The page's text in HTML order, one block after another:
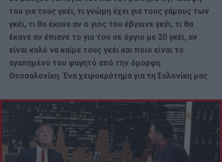
του για τους γκέι, τι γνώμη έχει για τους γάμους των
γκέι, τι θα έκανε αν ο γιος του έβγαινε γκέι, τι θα
έκανε αν έπιανε το γιο του σε όργιο με 20 γκέι, αν
είναι καλό να καίμε τους γκέι και ποιο είναι το
αγαπημένο του φαγητό από την όμορφη
Θεσσαλονίκη. Ένα χειροκρότημα για τη Σαλονίκη μας.